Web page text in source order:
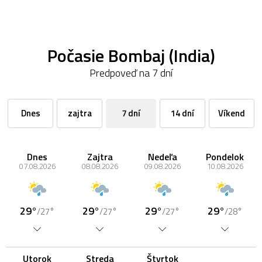
Počasie Bombaj (India)
Predpoveď na 7 dní
Dnes zajtra 7 dní 14 dní Víkend
Dnes
07.08.2026
29°/27°
Zajtra
08.08.2026
29°/27°
Nedeľa
09.08.2026
29°/27°
Pondelok
10.08.2026
29°/28°
Utorok Streda Štvrtok